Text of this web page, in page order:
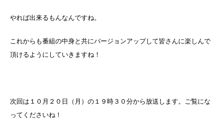
やれば出来るもんなんですね。
これからも番組の中身と共にバージョンアップして皆さんに楽しんで
頂けるようにしていきますね！
次回は１０月２０日（月）の１９時３０分から放送します。ご覧にな
ってくださいね！